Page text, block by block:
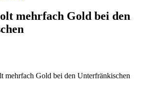
mehrfach Gold bei den
mehrfach Gold bei den Unterfränkischen